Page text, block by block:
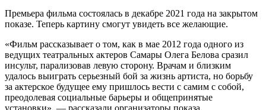
Премьера фильма состоялась в декабре 2021 года на закрытом
показе. Теперь картину смогут увидеть все желающие.
«Фильм рассказывает о том, как в мае 2012 года одного из
ведущих театральных актеров Самары Олега Белова сразил
инсульт, парализовав левую сторону. Врачам и близким
удалось выиграть серьезный бой за жизнь артиста, но борьбу
за актерское будущее ему пришлось вести с самим с собой,
преодолевая социальные барьеры и общепринятые